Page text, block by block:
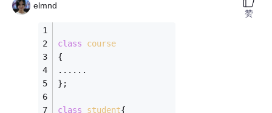
elmnd
class
course
{
......
};
class student{
赞